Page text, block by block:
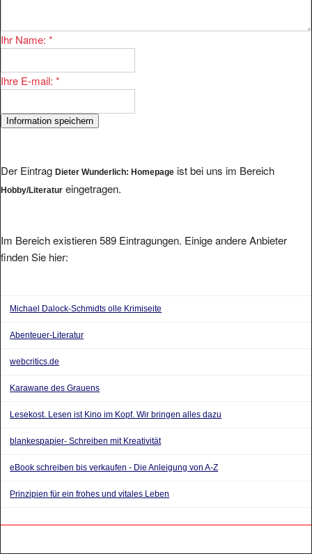
Ihr Name: *
Ihre E-mail: *
Der Eintrag Dieter Wunderlich: Homepage ist bei uns im Bereich
Hobby/Literatur eingetragen.
Im Bereich existieren 589 Eintragungen. Einige andere Anbieter
finden Sie hier:
Michael Dalock-Schmidts olle Krimiseite
Abenteuer-Literatur
webcritics.de
Karawane des Grauens
Lesekost. Lesen ist Kino im Kopf. Wir bringen alles dazu
blankespapier- Schreiben mit Kreativität
eBook schreiben bis verkaufen - Die Anleigung von A-Z
Prinzipien für ein frohes und vitales Leben